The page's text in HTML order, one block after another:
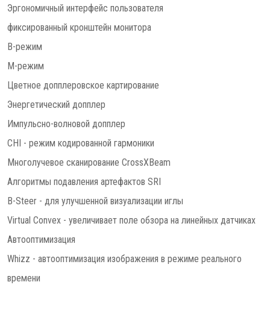
Эргономичный интерфейс пользователя
фиксированный кронштейн монитора
В-режим
М-режим
Цветное допплеровское картирование
Энергетический допплер
Импульсно-волновой допплер
CHI - режим кодированной гармоники
Многолучевое сканирование CrossXBeam
Алгоритмы подавления артефактов SRI
B-Steer - для улучшенной визуализации иглы
Virtual Convex - увеличивает поле обзора на линейных датчиках
Автооптимизация
Whizz - автооптимизация изображения в режиме реального
времени